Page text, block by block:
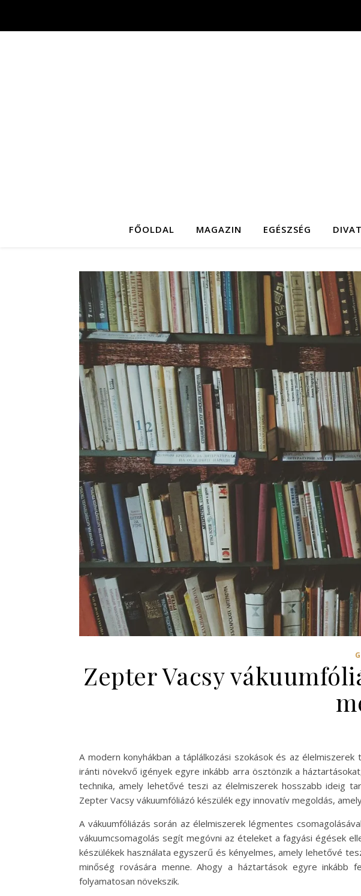
FŐOLDAL MAGAZIN EGÉSZSÉG DIVAT
Zepter Vacsy
A modern konyhákban a táplálkozási szokások és az
iránti növekvő igények egyre inkább arra ösztönzik a
technika, amely lehetővé teszi az élelmiszerek hosszabb ideig
Zepter Vacsy vákuumfóliázó készülék egy innovatív megoldás,
A vákuumfóliázás során az élelmiszerek légmentes
vákuumcsomagolás segít megóvni az ételeket a fagyási égések
készülékek használata egyszerű és kényelmes, amely lehetővé
minőség rovására menne. Ahogy a háztartások egyre inkább
folyamatosan növekszik.